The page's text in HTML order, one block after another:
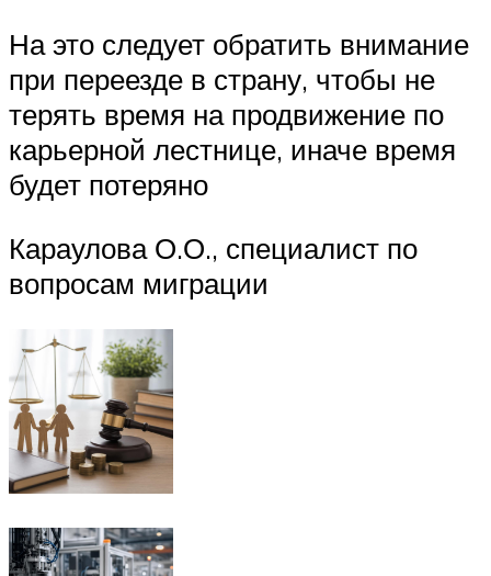
На это следует обратить внимание
при переезде в страну, чтобы не
терять время на продвижение по
карьерной лестнице, иначе время
будет потеряно
Караулова О.О., специалист по
вопросам миграции